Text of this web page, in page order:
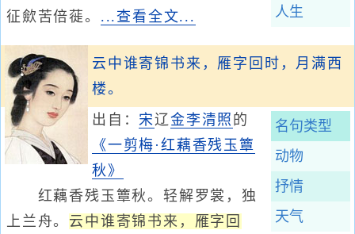
人生
征歛苦倍蓰。 ...查看全文...
云中谁寄锦书来，雁字回时，月满西
楼。
名句类型
动物
抒情
天气
出自：宋辽金李清照 的
《一剪梅·红藕香残玉簟
秋》
红藕香残玉簟秋。轻解罗裳，独
上兰舟。 云中谁寄锦书来，雁字回